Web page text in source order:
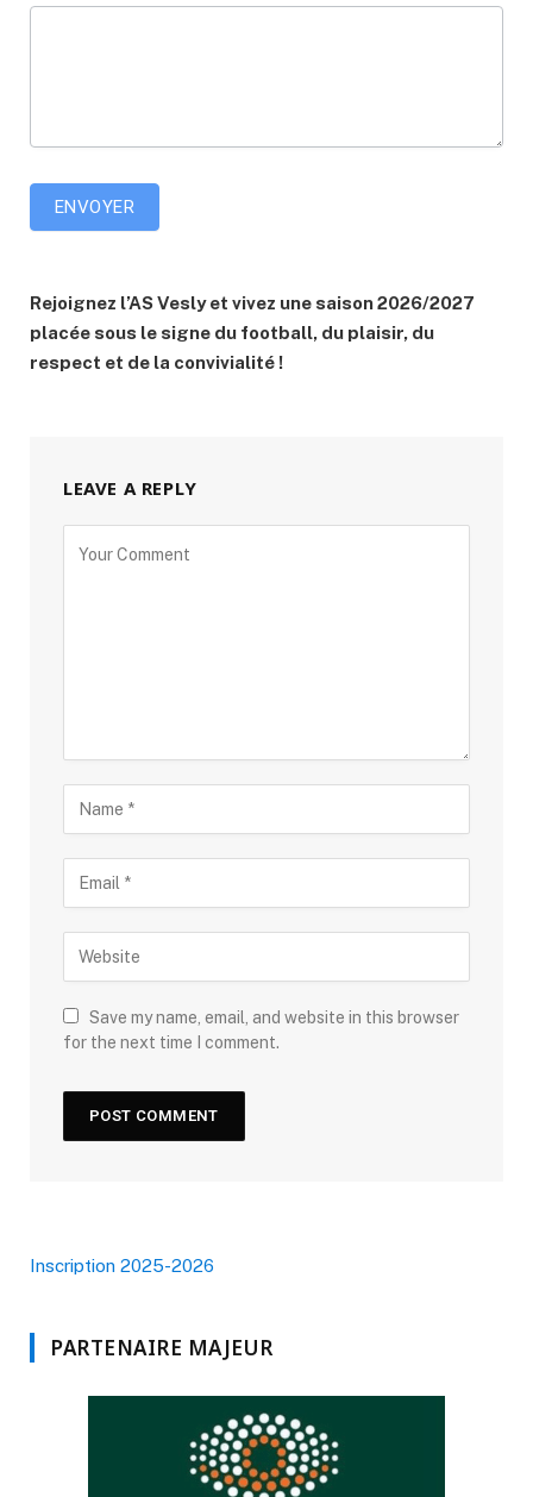
ENVOYER
Rejoignez l’AS Vesly et vivez une saison 2026/2027
placée sous le signe du football, du plaisir, du
respect et de la convivialité !
LEAVE A REPLY
Save my name, email, and website in this browser
for the next time I comment.
Inscription 2025-2026
PARTENAIRE MAJEUR